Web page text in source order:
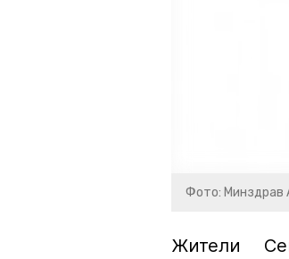
Фото: Минздрав
Жители